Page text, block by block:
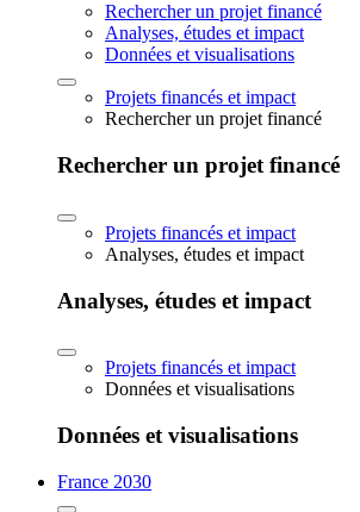
Rechercher un projet financé
Analyses, études et impact
Données et visualisations
Projets financés et impact
Rechercher un projet financé
Rechercher un projet financé
Projets financés et impact
Analyses, études et impact
Analyses, études et impact
Projets financés et impact
Données et visualisations
Données et visualisations
France 2030